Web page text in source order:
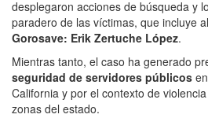
desplegaron acciones de búsqueda y
paradero de las víctimas, que incluye al
Gorosave: Erik Zertuche López.
Mientras tanto, el caso ha generado
seguridad de servidores públicos
California y por el contexto de
zonas del estado.